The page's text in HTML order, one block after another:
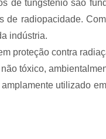
de tungstênio são
radiopacidade.
indústria.
proteção contra
tóxico,
utilizado